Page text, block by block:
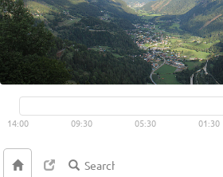
Live video available →
14:00 09:30 05:30 01:30